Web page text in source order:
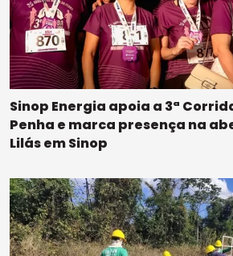
Sinop Energia apoia a 3ª
Penha e marca presença na
Lilás em Sinop